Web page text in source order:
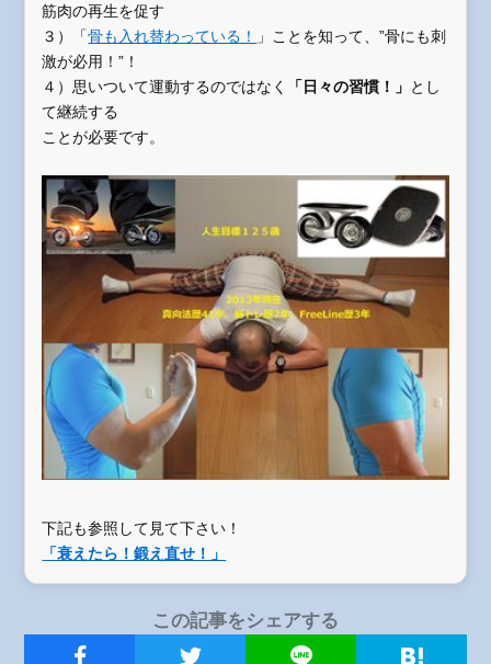
筋肉の再生を促す
３）「骨も入れ替わっている！
」ことを知って、”骨にも刺
激が必用！”！
４）思いついて運動するのではなく
「日々の習慣！」 とし
て継続する
ことが必要です。
下記も参照して見て下さい！
「衰えたら！鍛え直せ！」
この記事をシェアする